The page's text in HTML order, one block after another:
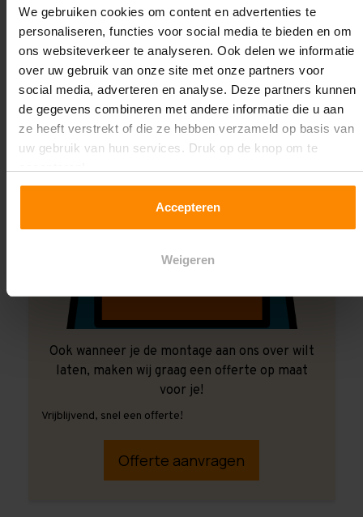
We gebruiken cookies om content en advertenties te
personaliseren, functies voor social media te bieden en om
ons websiteverkeer te analyseren. Ook delen we informatie
over uw gebruik van onze site met onze partners voor
social media, adverteren en analyse. Deze partners kunnen
de gegevens combineren met andere informatie die u aan
ze heeft verstrekt of die ze hebben verzameld op basis van
uw gebruik van hun services. Druk op de knop om te
Accepteren
Weigeren
Laat ons het doen!
Ook wanneer je de montage aan ons over wilt
laten, maken wij graag een offerte op maat
voor je!
Vrijblijvend, snel een offerte!
Offerte aanvragen